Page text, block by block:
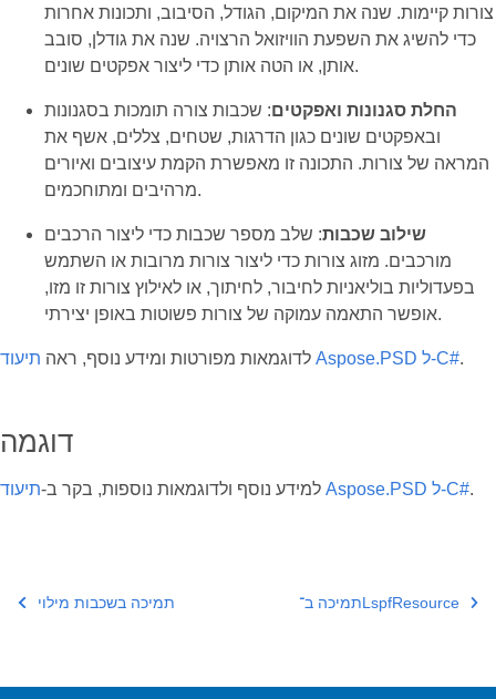
צורות קיימות. שנה את המיקום, הגודל, הסיבוב, ותכונות אחרות
כדי להשיג את השפעת הוויזואל הרצויה. שנה את גודלן, סובב
אותן, או הטה אותן כדי ליצור אפקטים שונים.
החלת סגנונות ואפקטים: שכבות צורה תומכות בסגנונות
ובאפקטים שונים כגון הדרגות, שטחים, צללים, אשף את
המראה של צורות. התכונה זו מאפשרת הקמת עיצובים ואיורים
מרהיבים ומתוחכמים.
שילוב שכבות: שלב מספר שכבות כדי ליצור הרכבים
מורכבים. מזוג צורות כדי ליצור צורות מרובות או השתמש
בפעדוליות בוליאניות לחיבור, לחיתוך, או לאילוץ צורות זו מזו,
אופשר התאמה עמוקה של צורות פשוטות באופן יצירתי.
לדוגמאות מפורטות ומידע נוסף, ראה תיעוד Aspose.PSD ל-C#.
דוגמה
למידע נוסף ולדוגמאות נוספות, בקר ב- תיעוד Aspose.PSD ל-C#.
תמיכה בשכבות מילוי תמיכה ב־LspfResource